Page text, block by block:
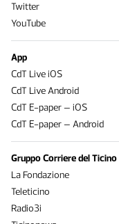
Twitter
YouTube
App
CdT Live iOS
CdT Live Android
CdT E-paper – iOS
CdT E-paper – Android
Gruppo Corriere del Ticino
La Fondazione
Teleticino
Radio3i